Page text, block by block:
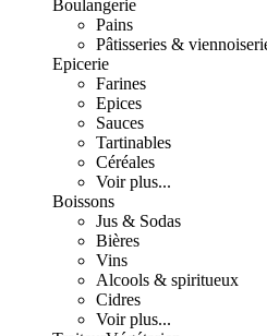
Boulangerie
Pains
Pâtisseries &
Epicerie
Farines
Epices
Sauces
Tartinables
Céréales
Voir plus...
Boissons
Jus & Sodas
Bières
Vins
Alcools & spiritueux
Cidres
Voir plus...